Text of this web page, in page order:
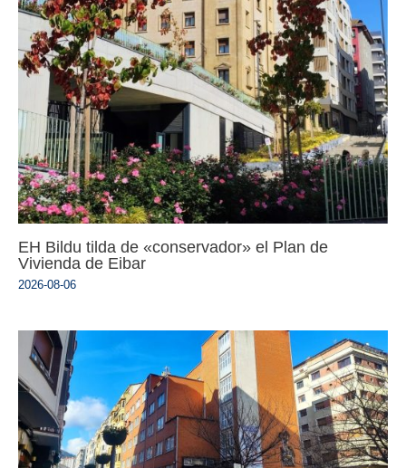
EH Bildu tilda de «conservador» el Plan de
Vivienda de Eibar
2026-08-06